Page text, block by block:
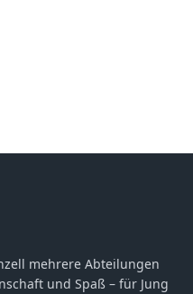
mehrere Abteilungen
und Spaß – für Jung